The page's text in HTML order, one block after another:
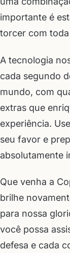
importante é
torcer com
A tecnologia
cada segundo
mundo, com
extras que
experiência.
seu favor e
absolutamente
Que venha a
brilhe
para nossa
você possa
defesa e cada